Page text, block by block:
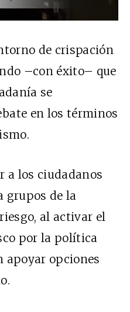
de crispación
–con éxito– que
se
en los términos
a los ciudadanos
grupos de la
al activar el
por la política
apoyar opciones